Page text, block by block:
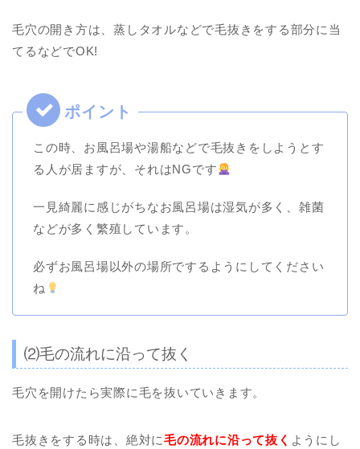
毛穴の開き方は、蒸しタオルなどで毛抜きをする部分に当
てるなどでOK!
この時、お風呂場や湯船などで毛抜きをしようとす
る人が居ますが、それはNGです
一見綺麗に感じがちなお風呂場は湿気が多く、雑菌
などが多く繁殖しています。
必ずお風呂場以外の場所でするようにしてください
ね
⑵毛の流れに沿って抜く
毛穴を開けたら実際に毛を抜いていきます。
毛抜きをする時は、絶対に毛の流れに沿って抜く ようにし